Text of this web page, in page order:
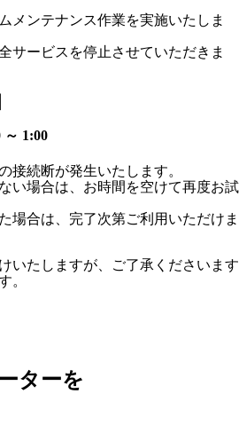
メンテナンス作業を実施いたしま
サービスを停止させていただきま
～ 1:00
接続断が発生いたします。
い場合は、お時間を空けて再度お試
場合は、完了次第ご利用いただけま
いたしますが、ご了承くださいます
。
ターを